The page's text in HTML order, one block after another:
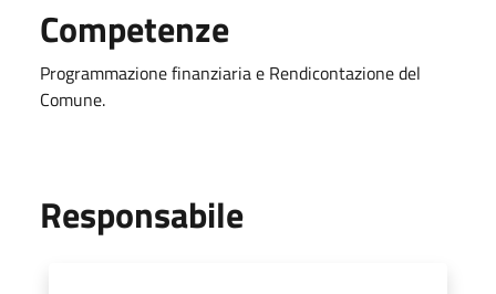
Competenze
Programmazione finanziaria e Rendicontazione del
Comune.
Responsabile